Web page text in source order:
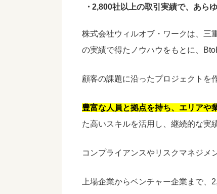
2,800社以上の取引実績で、あら
株式会社ウィルオブ・ワークは、三
の実績で得たノウハウをもとに、
顧客の課題に沿ったプロジェクトを
豊富な人員と拠点を持ち、エリアや
た高いスキルを活用し、継続的な実
コンプライアンスやリスクマネジメ
上場企業からベンチャー企業まで、